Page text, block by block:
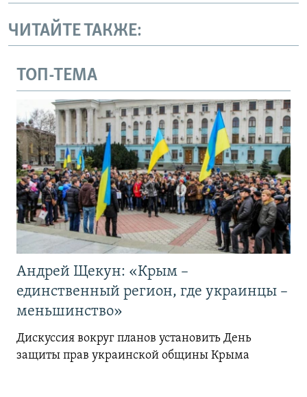
ЧИТАЙТЕ ТАКЖЕ:
ТОП-ТЕМА
Андрей Щекун: «Крым –
единственный регион, где украинцы –
меньшинство»
Дискуссия вокруг планов установить День
защиты прав украинской общины Крыма